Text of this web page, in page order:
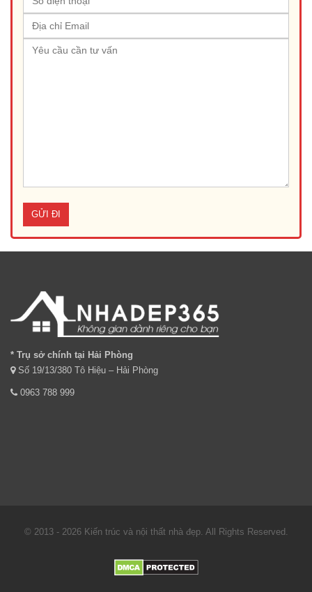
* Trụ sở chính tại Hải Phòng
Số 19/13/380 Tô Hiệu – Hải Phòng
0963 788 999
© 2013 - 2026 Kiến trúc và nội thất nhà đẹp. All Rights Reserved.